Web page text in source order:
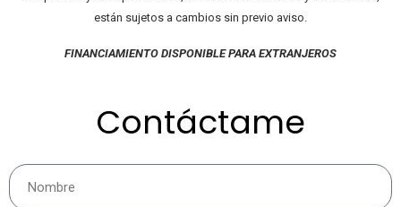
están sujetos a cambios sin previo aviso.
FINANCIAMIENTO DISPONIBLE PARA EXTRANJEROS
Contáctame